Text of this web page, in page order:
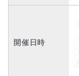
開催日時